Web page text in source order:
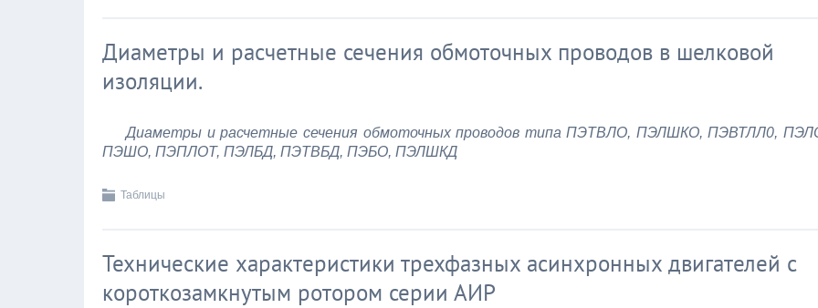
Диаметры и расчетные сечения обмоточных проводов в шелковой
изоляции.
Диаметры и расчетные сечения обмоточных проводов типа ПЭТВЛО, ПЭЛШКО, ПЭВТЛЛ0,
ПЭШО, ПЭПЛОТ, ПЭЛБД, ПЭТВБД, ПЭБО, ПЭЛШКД
Таблицы
Технические характеристики трехфазных асинхронных двигателей с
короткозамкнутым ротором серии АИР